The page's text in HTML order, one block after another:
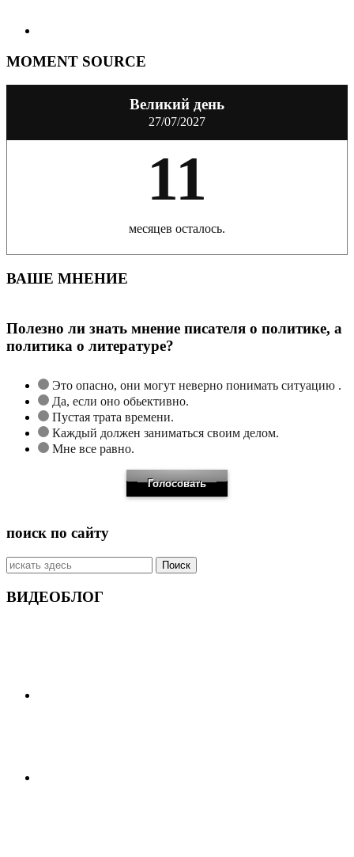
MOMENT SOURCE
Великий день
27/07/2027
11
месяцев осталось.
ВАШЕ МНЕНИЕ
Полезно ли знать мнение писателя о политике, а
политика о литературе?
Это опасно, они могут неверно понимать ситуацию .
Да, если оно обьективно.
Пустая трата времени.
Каждый должен заниматься своим делом.
Мне все равно.
поиск по сайту
Искать:
ВИДЕОБЛОГ